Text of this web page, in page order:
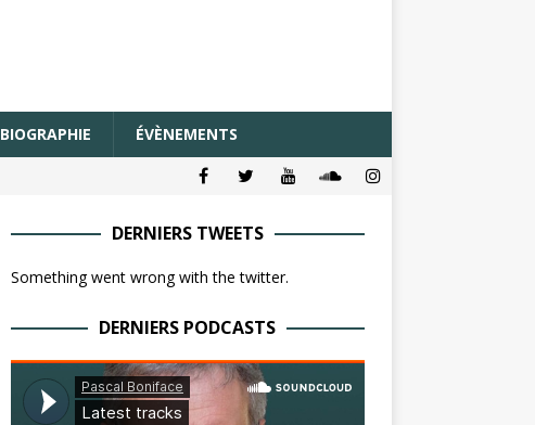
BIOGRAPHIE ÉVÈNEMENTS
DERNIERS TWEETS
Something went wrong with the twitter.
DERNIERS PODCASTS